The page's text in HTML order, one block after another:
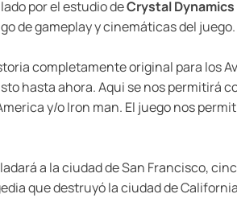
por el estudio deCrystal Dynamics
de gameplay y cinemáticas del juego.
completamente original para los
hasta ahora. Aqui se nos permitirá
y/o Iron man. El juego nos
a la ciudad de San Francisco,
que destruyó la ciudad de